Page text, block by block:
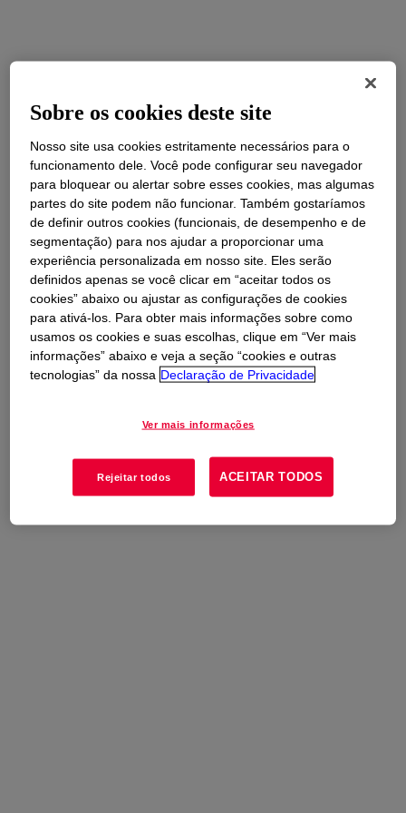
Sobre os cookies deste site
Nosso site usa cookies estritamente necessários para o
funcionamento dele. Você pode configurar seu navegador
para bloquear ou alertar sobre esses cookies, mas algumas
partes do site podem não funcionar. Também gostaríamos
de definir outros cookies (funcionais, de desempenho e de
segmentação) para nos ajudar a proporcionar uma
experiência personalizada em nosso site. Eles serão
definidos apenas se você clicar em “aceitar todos os
cookies” abaixo ou ajustar as configurações de cookies
para ativá-los. Para obter mais informações sobre como
usamos os cookies e suas escolhas, clique em “Ver mais
informações” abaixo e veja a seção “cookies e outras
tecnologias” da nossa Declaração de Privacidade
Ver mais informações
Rejeitar todos ACEITAR TODOS